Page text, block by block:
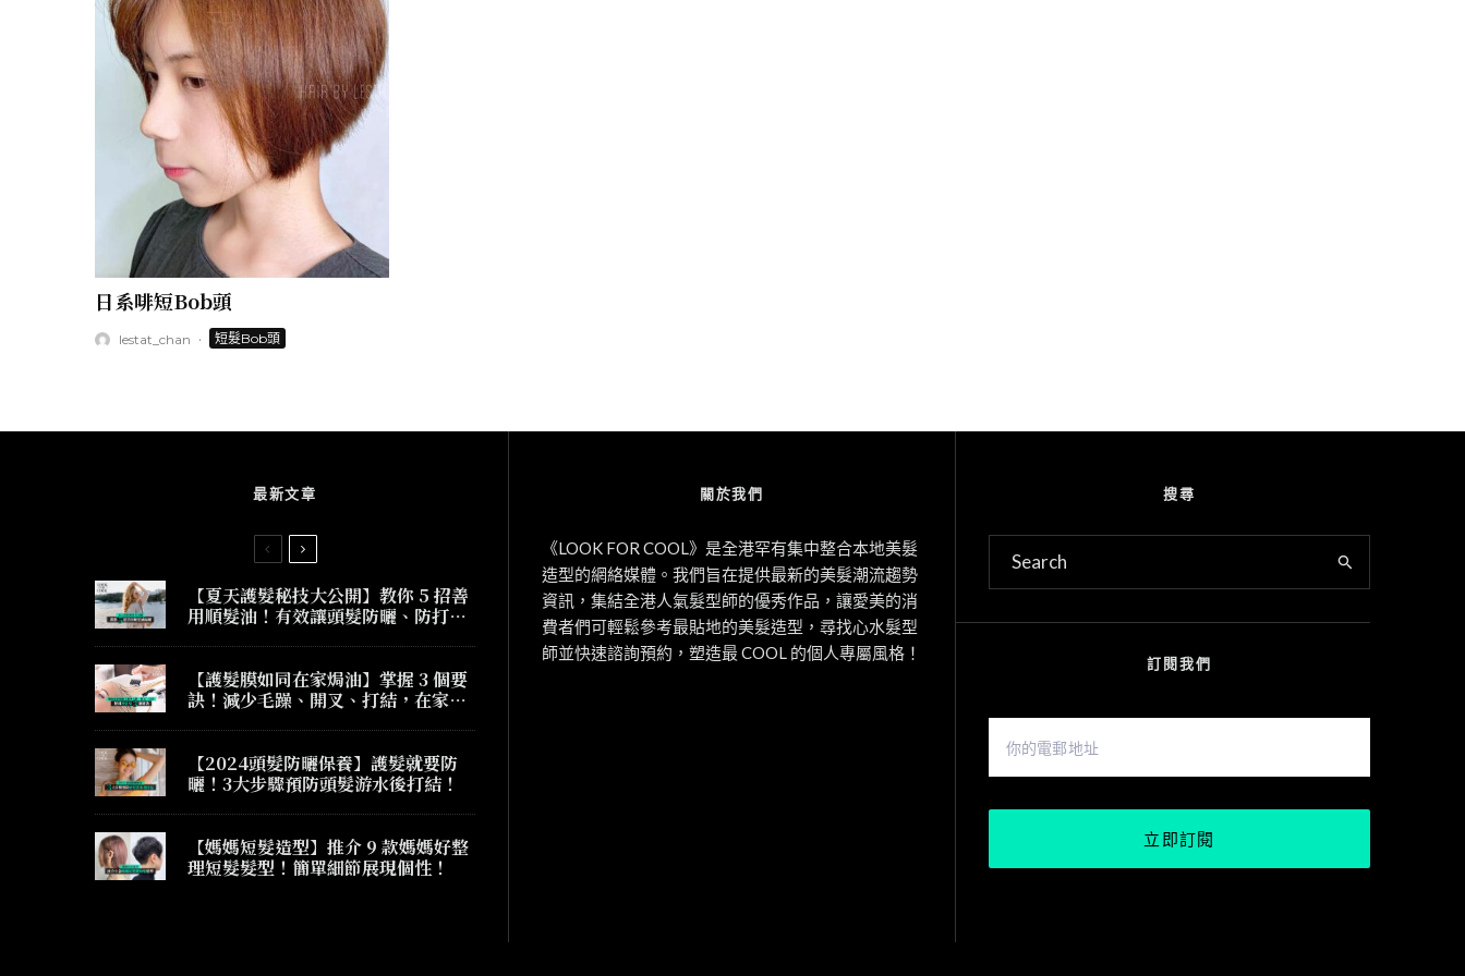
日系啡短Bob頭
lestat_chan · 短髮Bob頭
最新文章
【夏天護髮秘技大公開】教你 5 招善
用順髮油！有效讓頭髮防曬、防打
【護髮膜如同在家焗油】掌握 3 個要
訣！減少毛躁、開叉、打結，在家護
【2024頭髮防曬保養】護髮就要防
曬！3大步驟預防頭髮游水後打結！
【媽媽短髮造型】推介 9 款媽媽好整
理短髮髮型！簡單細節展現個性！
關於我們
《LOOK FOR COOL》是全港罕有集中整合本地美髮
造型的網絡媒體。我們旨在提供最新的美髮潮流趨勢
資訊，集結全港人氣髮型師的優秀作品，讓愛美的消
費者們可輕鬆參考最貼地的美髮造型，尋找心水髮型
師並快速諮詢預約，塑造最 COOL 的個人專屬風格！
搜尋
訂閱我們